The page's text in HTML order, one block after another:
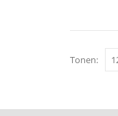
Tonen: